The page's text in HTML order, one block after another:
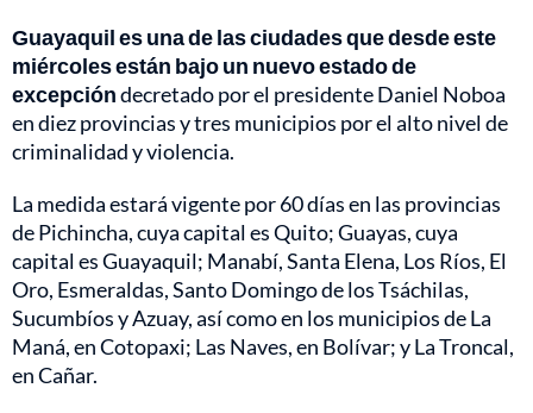
Guayaquil es una de las ciudades que desde este
miércoles están bajo un nuevo estado de
excepcióndecretado por el presidente Daniel Noboa
en diez provincias y tres municipios por el alto nivel de
criminalidad y violencia.
La medida estará vigente por 60 días en las provincias
de Pichincha, cuya capital es Quito; Guayas, cuya
capital es Guayaquil; Manabí, Santa Elena, Los Ríos, El
Oro, Esmeraldas, Santo Domingo de los Tsáchilas,
Sucumbíos y Azuay, así como en los municipios de La
Maná, en Cotopaxi; Las Naves, en Bolívar; y La Troncal,
en Cañar.